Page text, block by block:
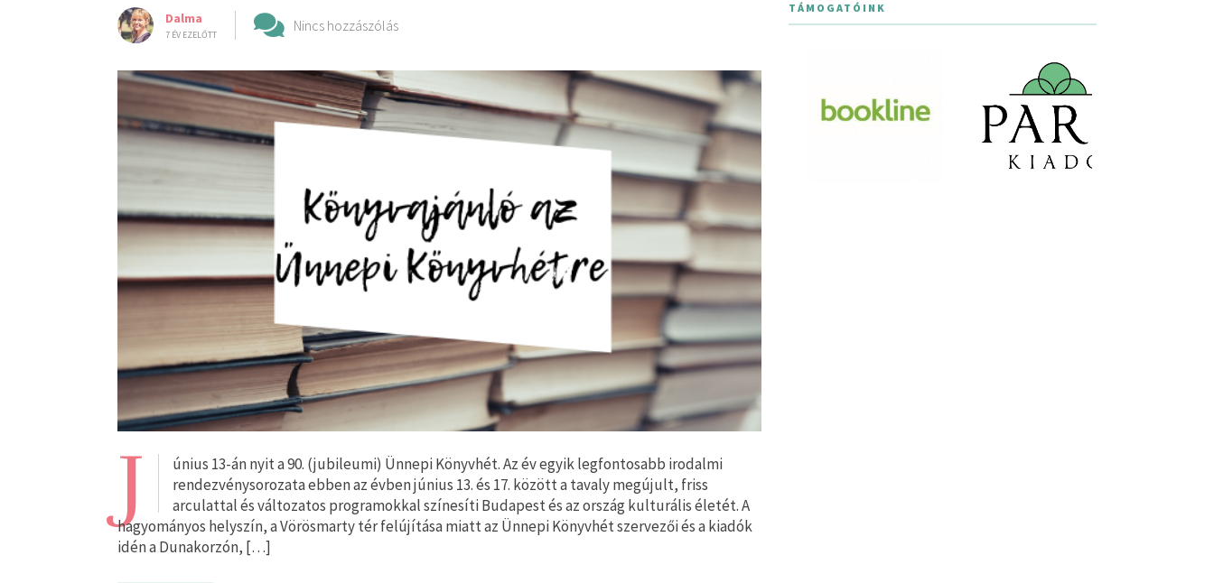
Dalma
7 ÉV EZELŐTT
Nincs hozzászólás
J
únius 13-án nyit a 90. (jubileumi) Ünnepi Könyvhét. Az év egyik legfontosabb irodalmi
rendezvénysorozata ebben az évben június 13. és 17. között a tavaly megújult, friss
arculattal és változatos programokkal színesíti Budapest és az ország kulturális életét. A
hagyományos helyszín, a Vörösmarty tér felújítása miatt az Ünnepi Könyvhét szervezői és a kiadók
idén a Dunakorzón, […]
TÁMOGATÓINK